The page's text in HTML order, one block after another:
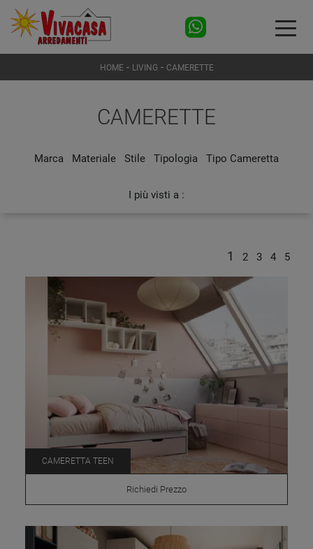
HOME- LIVING - CAMERETTE
CAMERETTE
Marca Materiale Stile Tipologia Tipo Cameretta
I più visti a :
1 2 3 4 5
CAMERETTA TEEN
Richiedi Prezzo